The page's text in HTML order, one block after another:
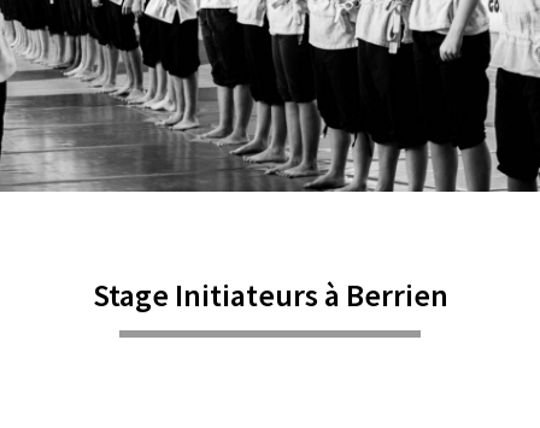
Stage Initiateurs à Berrien